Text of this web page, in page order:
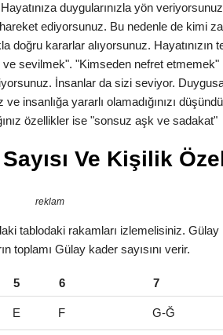
duygularınızla yön
hareket ediyorsunuz. Bu nedenle de kimi
doğru kararlar alıyorsunuz. Hayatınızın
sevilmek". "Kimseden nefret etmemek"
İnsanlar da sizi seviyor.
insanlığa yararlı olamadığınızı
özellikler ise "sonsuz aşk ve sadakat"
Ve Kişilik
reklam
tablodaki rakamları izlemelisiniz.
toplamı Gülay kader sayısını verir.
5 6 7
E F G-Ğ